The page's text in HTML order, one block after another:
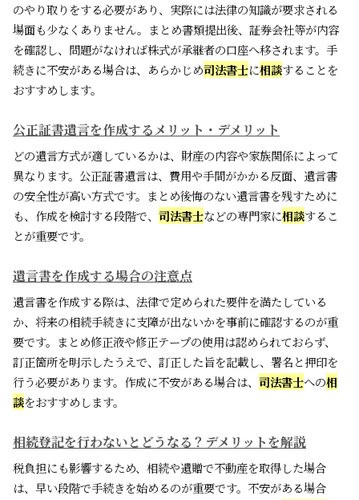
のやり取りをする必要があり、実際には法律の知識が要求される
場面も少なくありません。まとめ書類提出後、証券会社等が内容
を確認し、問題がなければ株式が承継者の口座へ移されます。手
続きに不安がある場合は、あらかじめ司法書士に相談することを
おすすめします。
公正証書遺言を作成するメリット・デメリット
どの遺言方式が適しているかは、財産の内容や家族関係によって
異なります。公正証書遺言は、費用や手間がかかる反面、遺言書
の安全性が高い方式です。まとめ後悔のない遺言書を残すために
も、作成を検討する段階で、 司法書士などの専門家に相談するこ
とが重要です。
遺言書を作成する場合の注意点
遺言書を作成する際は、法律で定められた要件を満たしている
か、将来の相続手続きに支障が出ないかを事前に確認するのが重
要です。まとめ修正液や修正テープの使用は認められておらず、
訂正箇所を明示したうえで、訂正した旨を記載し、署名と押印を
行う必要があります。作成に不安がある場合は、 司法書士への相
談をおすすめします。
相続登記を行わないとどうなる？デメリットを解説
税負担にも影響するため、相続や遺贈で不動産を取得した場合
は、早い段階で手続きを始めるのが重要です。不安がある場合